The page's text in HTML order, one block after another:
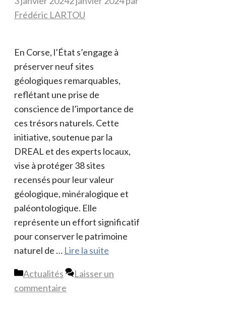
Frédéric LARTOU
En Corse, l’État s’engage à
préserver neuf sites
géologiques remarquables,
reflétant une prise de
conscience de l’importance de
ces trésors naturels. Cette
initiative, soutenue par la
DREAL et des experts locaux,
vise à protéger 38 sites
recensés pour leur valeur
géologique, minéralogique et
paléontologique. Elle
représente un effort significatif
pour conserver le patrimoine
naturel de … Lire la suite
Catégories
Actualités
Laisser un
commentaire